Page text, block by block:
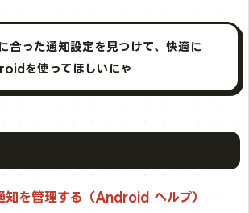
合った通知設定を見つけて、快適に
を使ってほしいにゃ
を管理する（Android ヘルプ）